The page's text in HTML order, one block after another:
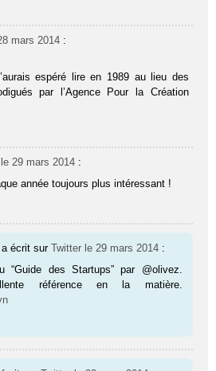
mars 2014 :
espéré lire en 1989 au lieu des
par l’Agence Pour la Création
le 29 mars 2014 :
année toujours plus intéressant !
a écrit surTwitter le 29 mars 2014 :
des Startups” par @olivez.
référence en la matière.